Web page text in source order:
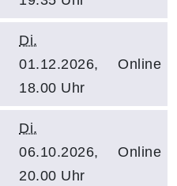
Di.
01.12.2026,
18.00 Uhr
Online
Di.
06.10.2026,
20.00 Uhr
Online